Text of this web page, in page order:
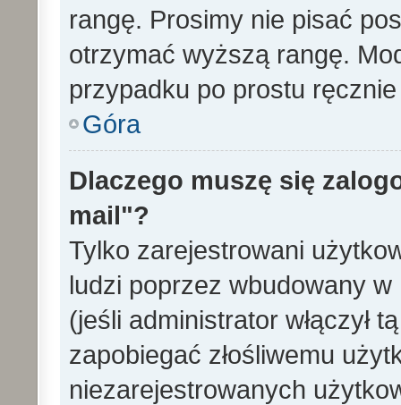
rangę. Prosimy nie pisać
otrzymać wyższą rangę.
przypadku po prostu
Góra
Dlaczego muszę się
mail"?
Tylko zarejestrowani
ludzi poprzez wbudowany
(jeśli administrator włączył
zapobiegać złośliwemu
niezarejestrowanych